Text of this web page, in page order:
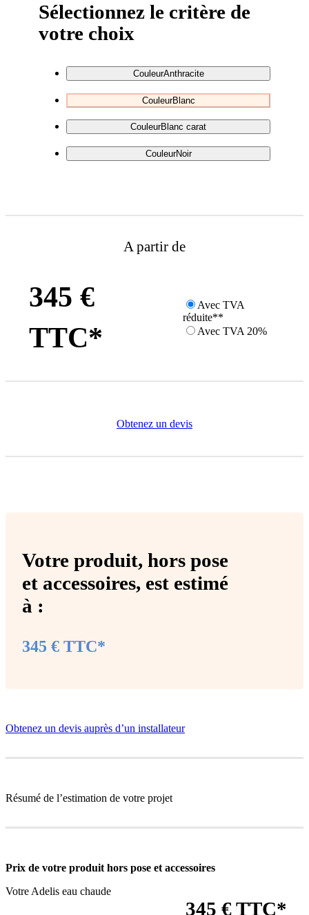
Sélectionnez le critère de
votre choix
CouleurAnthracite
CouleurBlanc
CouleurBlanc carat
CouleurNoir
A partir de
345 €
TTC*
Avec TVA
réduite**
Avec TVA 20%
Obtenez un devis
Votre produit, hors pose
et accessoires, est estimé
à :
345 € TTC*
Obtenez un devis auprès d’un installateur
Résumé de l’estimation de votre projet
Prix de votre produit hors pose et accessoires
Votre Adelis eau chaude
345 € TTC*